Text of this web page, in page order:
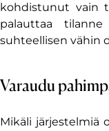
kohdistunut vain
palauttaa
suhteellisen vähin
Varaudu
Mikäli järjestelmiä